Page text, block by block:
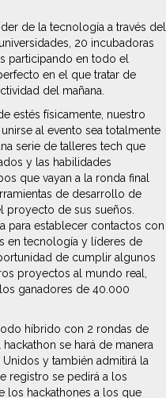
de la tecnología a través del
20 incubadoras
participando en todo el
en el que tratar de
del mañana.
estés físicamente, nuestro
al evento sea totalmente
serie de talleres tech que
y las habilidades
que vayan a la ronda final
de desarrollo de
proyecto de sus sueños.
para establecer contactos con
en tecnología y líderes de
de cumplir algunos
proyectos al mundo real,
ganadores de 40.000
híbrido con 2 rondas de
se hará de manera
y también admitirá la
registro se pedirá a los
los hackathones a los que